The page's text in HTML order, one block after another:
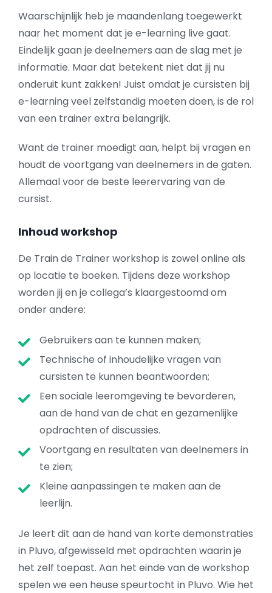
Waarschijnlijk heb je maandenlang toegewerkt
naar het moment dat je e-learning live gaat.
Eindelijk gaan je deelnemers aan de slag met je
informatie. Maar dat betekent niet dat jij nu
onderuit kunt zakken! Juist omdat je cursisten bij
e-learning veel zelfstandig moeten doen, is de rol
van een trainer extra belangrijk.
Want de trainer moedigt aan, helpt bij vragen en
houdt de voortgang van deelnemers in de gaten.
Allemaal voor de beste leerervaring van de
cursist.
Inhoud workshop
De Train de Trainer workshop is zowel online als
op locatie te boeken. Tijdens deze workshop
worden jij en je collega’s klaargestoomd om
onder andere:
Gebruikers aan te kunnen maken;
Technische of inhoudelijke vragen van
cursisten te kunnen beantwoorden;
Een sociale leeromgeving te bevorderen,
aan de hand van de chat en gezamenlijke
opdrachten of discussies.
Voortgang en resultaten van deelnemers in
te zien;
Kleine aanpassingen te maken aan de
leerlijn.
Je leert dit aan de hand van korte demonstraties
in Pluvo, afgewisseld met opdrachten waarin je
het zelf toepast. Aan het einde van de workshop
spelen we een heuse speurtocht in Pluvo. Wie het